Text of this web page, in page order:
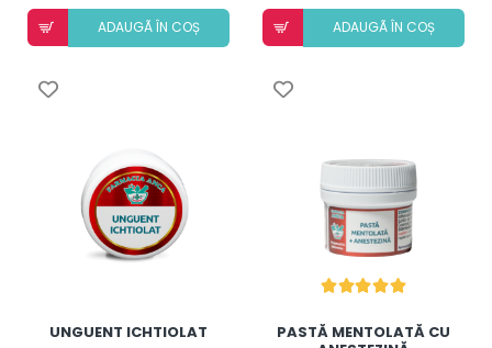
ADAUGÃ ÎN COȘ ADAUGÃ ÎN COȘ
UNGUENT ICHTIOLAT
PASTĂ MENTOLATĂ CU